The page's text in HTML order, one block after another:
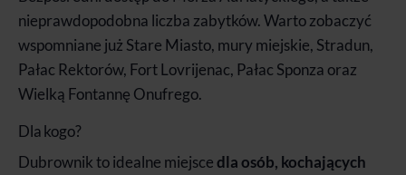
nieprawdopodobna liczba zabytków. Warto zobaczyć
wspomniane już Stare Miasto, mury miejskie, Stradun,
Pałac Rektorów, Fort Lovrijenac, Pałac Sponza oraz
Wielką Fontannę Onufrego.
Dla kogo?
Dubrownik to idealne miejscedla osób, kochających